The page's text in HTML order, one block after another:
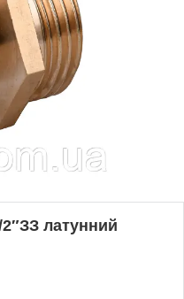
латунний